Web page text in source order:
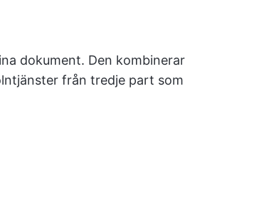
dokument. Den kombinerar
från tredje part som